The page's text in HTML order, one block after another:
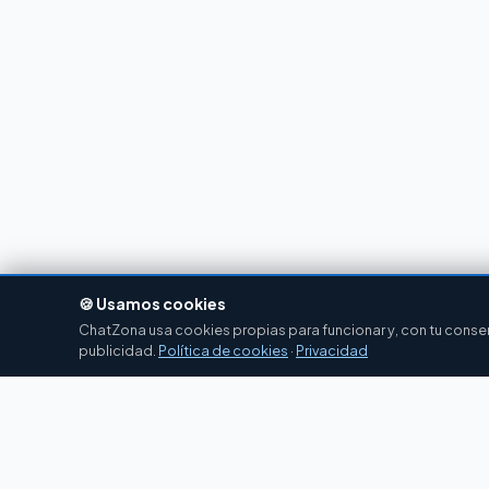
🍪 Usamos cookies
ChatZona usa cookies propias para funcionar y, con tu
publicidad. Política de cookies · Privacidad